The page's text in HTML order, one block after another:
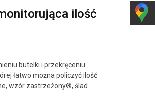
ilość
butelki i przekręceniu
łatwo można policzyć ilość
wzór zastrzeżony®, ślad